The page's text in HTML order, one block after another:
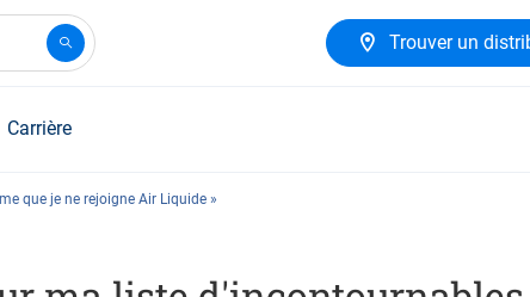
Trouver un
Carrière
que je ne rejoigne Air Liquide »